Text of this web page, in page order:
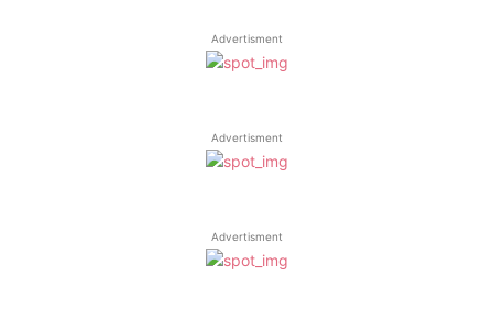
Advertisment
Advertisment
Advertisment